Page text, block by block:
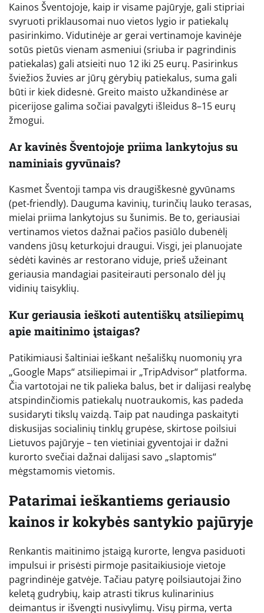
Kainos Šventojoje, kaip ir visame pajūryje, gali stipriai
svyruoti priklausomai nuo vietos lygio ir patiekalų
pasirinkimo. Vidutinėje ar gerai vertinamoje kavinėje
sotūs pietūs vienam asmeniui (sriuba ir pagrindinis
patiekalas) gali atsieiti nuo 12 iki 25 eurų. Pasirinkus
šviežios žuvies ar jūrų gėrybių patiekalus, suma gali
būti ir kiek didesnė. Greito maisto užkandinėse ar
picerijose galima sočiai pavalgyti išleidus 8–15 eurų
žmogui.
Ar kavinės Šventojoje priima lankytojus su
naminiais gyvūnais?
Kasmet Šventoji tampa vis draugiškesnė gyvūnams
(pet-friendly). Dauguma kavinių, turinčių lauko terasas,
mielai priima lankytojus su šunimis. Be to, geriausiai
vertinamos vietos dažnai pačios pasiūlo dubenėlį
vandens jūsų keturkojui draugui. Visgi, jei planuojate
sėdėti kavinės ar restorano viduje, prieš užeinant
geriausia mandagiai pasiteirauti personalo dėl jų
vidinių taisyklių.
Kur geriausia ieškoti autentiškų atsiliepimų
apie maitinimo įstaigas?
Patikimiausi šaltiniai ieškant nešališkų nuomonių yra
„Google Maps“ atsiliepimai ir „TripAdvisor“ platforma.
Čia vartotojai ne tik palieka balus, bet ir dalijasi realybę
atspindinčiomis patiekalų nuotraukomis, kas padeda
susidaryti tikslų vaizdą. Taip pat naudinga paskaityti
diskusijas socialinių tinklų grupėse, skirtose poilsiui
Lietuvos pajūryje – ten vietiniai gyventojai ir dažni
kurorto svečiai dažnai dalijasi savo „slaptomis“
mėgstamomis vietomis.
Patarimai ieškantiems geriausio
kainos ir kokybės santykio pajūryje
Renkantis maitinimo įstaigą kurorte, lengva pasiduoti
impulsui ir prisėsti pirmoje pasitaikiusioje vietoje
pagrindinėje gatvėje. Tačiau patyrę poilsiautojai žino
keletą gudrybių, kaip atrasti tikrus kulinarinius
deimantus ir išvengti nusivylimų. Visų pirma, verta